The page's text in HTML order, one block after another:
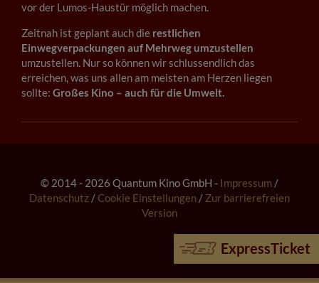
ExpressTicket
vor der Lumos-Haustür möglich machen.
Zeitnah ist geplant auch die restlichen
Einwegverpackungen auf Mehrweg umzustellen
umzustellen. Nur so können wir schlussendlich das
erreichen, was uns allen am meisten am Herzen liegen
sollte: Großes Kino – auch für die Umwelt.
© 2014 - 2026 Quantum Kino GmbH - Impressum /
Datenschutz / Cookie Einstellungen / Zur barrierefreien
Version